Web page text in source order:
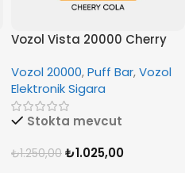
Vozol Vista 20000 Cherry
Vozol 20000,Puff Bar,Vozol
Elektronik Sigara
Stokta mevcut
₺1.250,00 ₺1.025,00